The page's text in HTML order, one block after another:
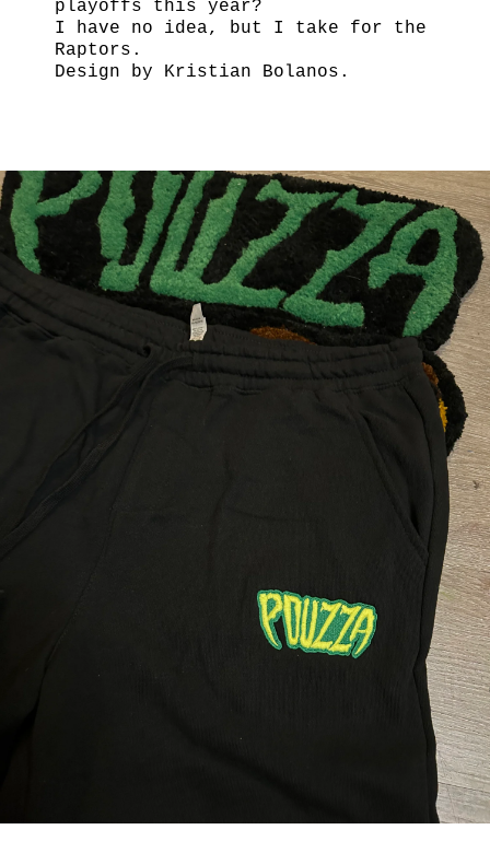
playoffs this year?
I have no idea, but I take for the
Raptors.
Design by Kristian Bolanos.